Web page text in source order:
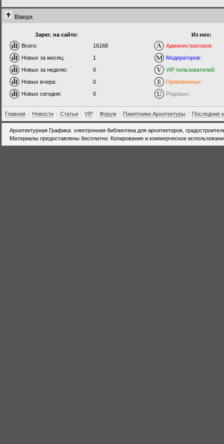
Вверх
Зарег. на сайте:
Всего:
16168
Новых за месяц:
1
Новых за неделю:
0
Новых вчера:
0
Новых сегодня:
0
Из них:
Администраторов:
Модераторов:
VIP пользователей:
Проверенных:
Рядовых:
Главная | Новости | Статьи | VIP | Форум | Памятники Архитектуры | Последние
Архитектурная Графика: электронная библиотека для архитекторов,
Материалы предоставлены бесплатно. Копирование и коммерческое